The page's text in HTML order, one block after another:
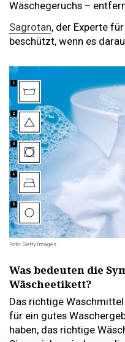
Wäschegeruchs –
Sagrotan, der Experte
beschützt, wenn es
Foto: Getty Images
Was bedeuten die
Wäscheetikett?
Das richtige
für ein gutes
haben, das richtige